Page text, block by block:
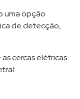
uma opção
de detecção,
cercas elétricas